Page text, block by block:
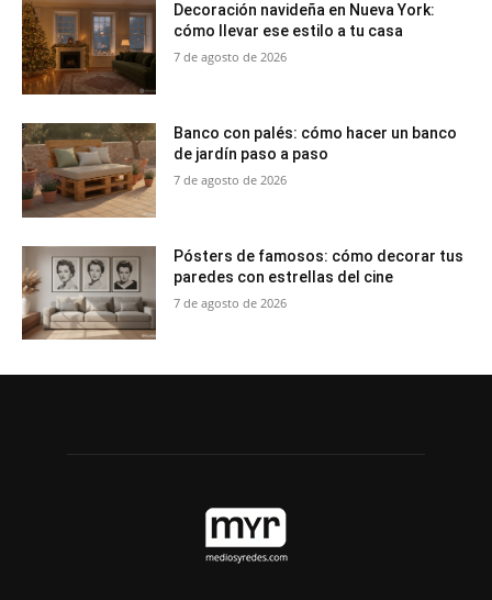
Decoración navideña en Nueva York:
cómo llevar ese estilo a tu casa
7 de agosto de 2026
Banco con palés: cómo hacer un banco
de jardín paso a paso
7 de agosto de 2026
Pósters de famosos: cómo decorar tus
paredes con estrellas del cine
7 de agosto de 2026